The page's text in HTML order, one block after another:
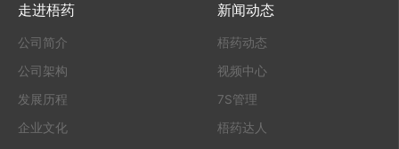
走进梧药
公司简介
公司架构
发展历程
企业文化
新闻动态
梧药动态
视频中心
7S管理
梧药达人